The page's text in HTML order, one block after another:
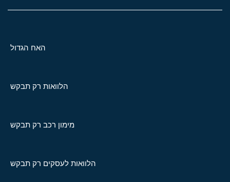
האח הגדול
הלוואות רק תבקש
מימון רכב רק תבקש
הלוואות לעסקים רק תבקש